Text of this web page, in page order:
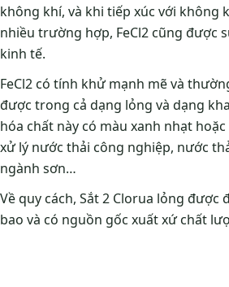
không khí, và khi tiếp xúc với không
nhiều trường hợp, FeCl2 cũng được
kinh tế.
FeCl2 có tính khử mạnh mẽ và
được trong cả dạng lỏng và dạng
hóa chất này có màu xanh nhạt
xử lý nước thải công nghiệp, nước
ngành sơn…
Về quy cách, Sắt 2 Clorua lỏng
bao và có nguồn gốc xuất xứ chất